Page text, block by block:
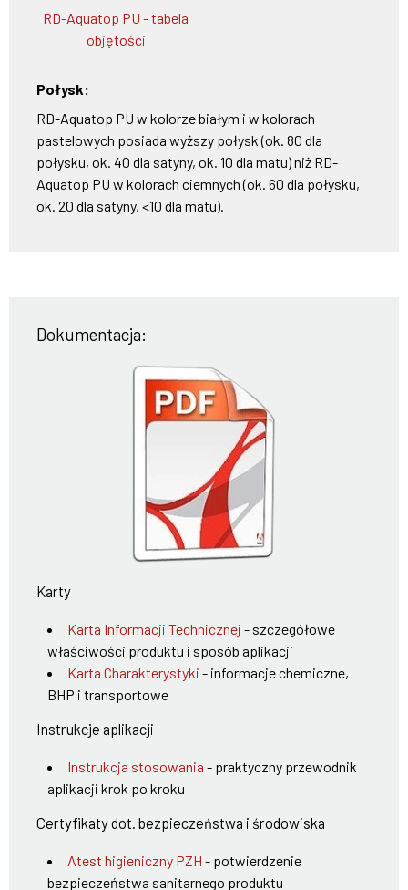
RD-Aquatop PU - tabela
objętości
Połysk:
RD-Aquatop PU w kolorze białym i w kolorach
pastelowych posiada wyższy połysk (ok. 80 dla
połysku, ok. 40 dla satyny, ok. 10 dla matu) niż RD-
Aquatop PU w kolorach ciemnych (ok. 60 dla połysku,
ok. 20 dla satyny, <10 dla matu).
Dokumentacja:
Karty
Karta Informacji Technicznej - szczegółowe
właściwości produktu i sposób aplikacji
Karta Charakterystyki - informacje chemiczne,
BHP i transportowe
Instrukcje aplikacji
Instrukcja stosowania - praktyczny przewodnik
aplikacji krok po kroku
Certyfikaty dot. bezpieczeństwa i środowiska
Atest higieniczny PZH - potwierdzenie
bezpieczeństwa sanitarnego produktu